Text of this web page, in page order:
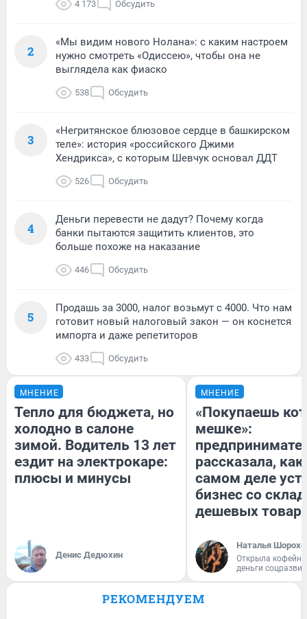
4 173 Обсудить
2
«Мы видим нового Нолана»: с каким настроем
нужно смотреть «Одиссею», чтобы она не
выглядела как фиаско
538 Обсудить
3
«Негритянское блюзовое сердце в башкирском
теле»: история «российского Джими
Хендрикса», с которым Шевчук основал ДДТ
526 Обсудить
4
Деньги перевести не дадут? Почему когда
банки пытаются защитить клиентов, это
больше похоже на наказание
446 Обсудить
5
Продашь за 3000, налог возьмут с 4000. Что нам
готовит новый налоговый закон — он коснется
импорта и даже репетиторов
433 Обсудить
МНЕНИЕ
Тепло для бюджета, но
холодно в салоне
зимой. Водитель 13 лет
ездит на электрокаре:
плюсы и минусы
Денис Дедюхин
МНЕНИЕ
«Покупаешь
мешке»:
рассказала, как
самом деле
бизнес со
дешевых
Наталья
Открыла
деньги
РЕКОМЕНДУЕМ